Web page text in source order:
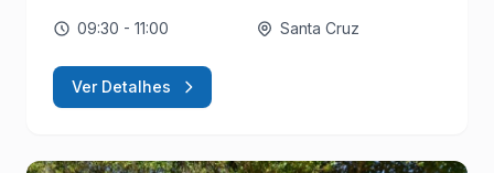
09:30 - 11:00 Santa Cruz
Ver Detalhes